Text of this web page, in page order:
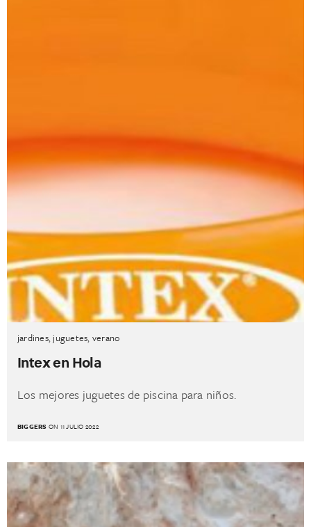
jardines, juguetes, verano
Intex en Hola
Los mejores juguetes de piscina para niños.
BIGGERS ON 11 JULIO 2022